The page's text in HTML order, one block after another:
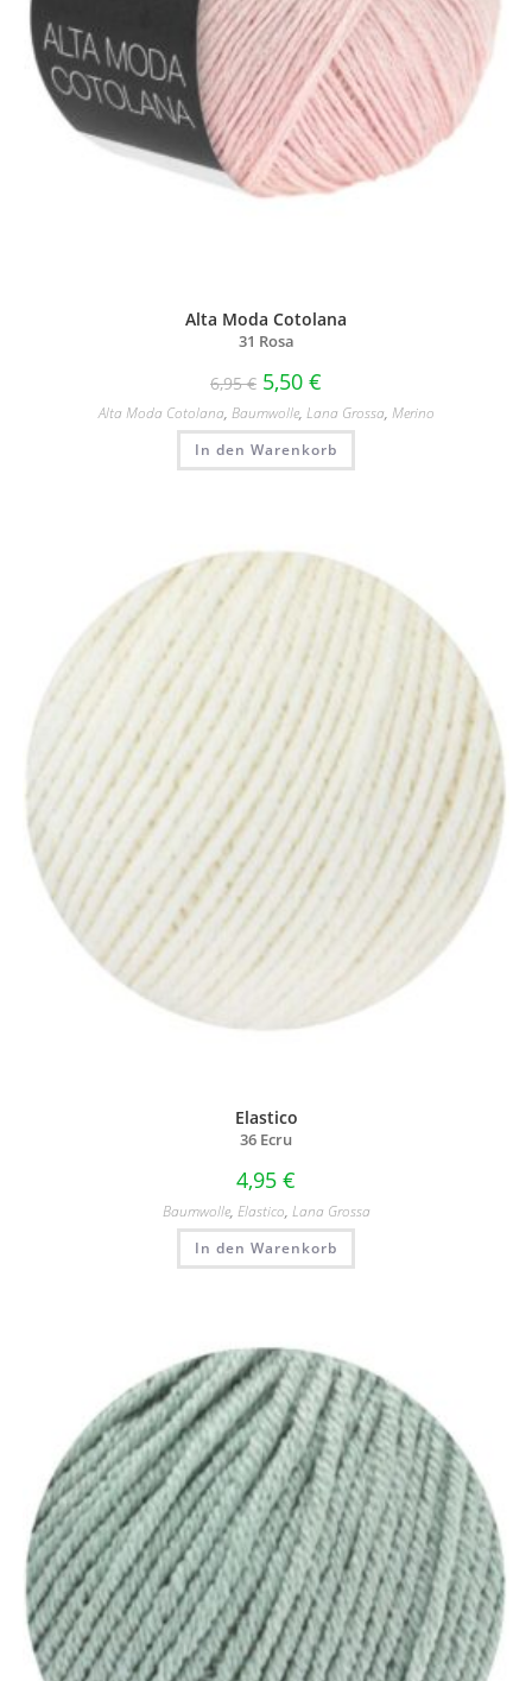
Alta Moda Cotolana
31 Rosa
6,95€ 5,50 €
Alta Moda Cotolana, Baumwolle, Lana Grossa, Merino
In den Warenkorb
Elastico
36 Ecru
4,95 €
Baumwolle, Elastico, Lana Grossa
In den Warenkorb